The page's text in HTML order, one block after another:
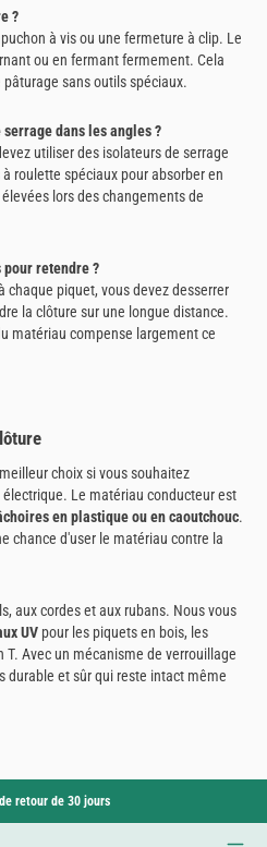
?
à vis ou une fermeture à clip. Le
ou en fermant fermement. Cela
sans outils spéciaux.
dans les angles ?
utiliser des isolateurs de serrage
roulette spéciaux pour absorber en
lors des changements de
retendre ?
chaque piquet, vous devez desserrer
la clôture sur une longue distance.
matériau compense largement ce
choix si vous souhaitez
Le matériau conducteur est
en plastique ou en caoutchouc.
chance d'user le matériau contre la
aux cordes et aux rubans. Nous vous
UV pour les piquets en bois, les
Avec un mécanisme de verrouillage
durable et sûr qui reste intact même
retour de 30 jours